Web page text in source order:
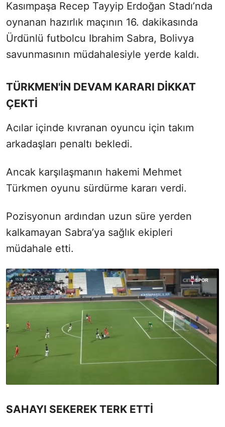
Kasımpaşa Recep Tayyip Erdoğan Stadı’nda
oynanan hazırlık maçının 16. dakikasında
Ürdünlü futbolcu Ibrahim Sabra, Bolivya
savunmasının müdahalesiyle yerde kaldı.
TÜRKMEN'İN DEVAM KARARI DİKKAT
ÇEKTİ
Acılar içinde kıvranan oyuncu için takım
arkadaşları penaltı bekledi.
Ancak karşılaşmanın hakemi Mehmet
Türkmen oyunu sürdürme kararı verdi.
Pozisyonun ardından uzun süre yerden
kalkamayan Sabra’ya sağlık ekipleri
müdahale etti.
SAHAYI SEKEREK TERK ETTİ